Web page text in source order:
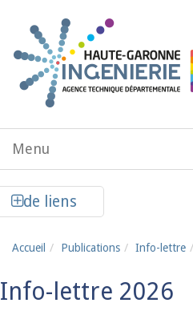
Menu
de liens
Accueil Publications Info-lettre
Info-lettre 2026